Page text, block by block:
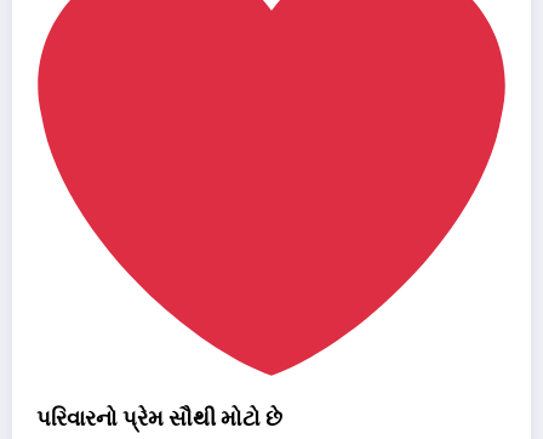
પરિવારનો પ્રેમ સૌથી મોટો છે